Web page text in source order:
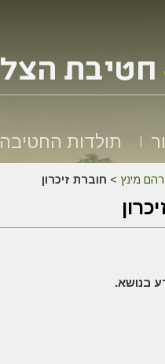
תולדות החטיבה
מינץ > חוברת זיכרון
בנושא.